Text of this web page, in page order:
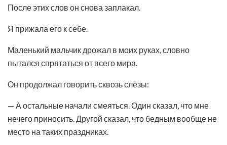
После этих слов он снова заплакал.
Я прижала его к себе.
Маленький мальчик дрожал в моих руках, словно
пытался спрятаться от всего мира.
Он продолжал говорить сквозь слёзы:
— А остальные начали смеяться. Один сказал, что мне
нечего приносить. Другой сказал, что бедным вообще не
место на таких праздниках.